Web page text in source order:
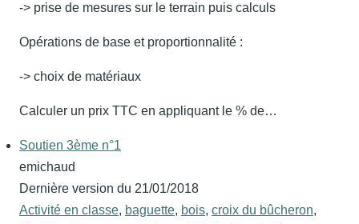
-> prise de mesures sur le terrain puis calculs
Opérations de base et proportionnalité :
-> choix de matériaux
Calculer un prix TTC en appliquant le % de…
Soutien 3ème n°1
emichaud
Dernière version du 21/01/2018
Activité en classe, baguette, bois, croix du bûcheron,